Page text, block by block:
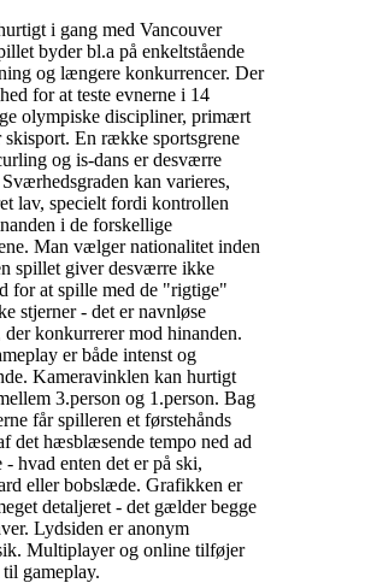
i gang med Vancouver
byder bl.a på enkeltstående
og længere konkurrencer. Der
for at teste evnerne i 14
olympiske discipliner, primært
skisport. En række sportsgrene
og is-dans er desværre
kan varieres,
lav, specielt fordi kontrollen
i de forskellige
Man vælger nationalitet inden
spillet giver desværre ikke
for at spille med de "rigtige"
stjerner - det er navnløse
der konkurrerer mod hinanden.
er både intenst og
Kameravinklen kan hurtigt
3.person og 1.person. Bag
får spilleren et førstehånds
det hæsblæsende tempo ned ad
- hvad enten det er på ski,
eller bobslæde. Grafikken er
detaljeret - det gælder begge
Lydsiden er anonym
Multiplayer og online tilføjer
gameplay.